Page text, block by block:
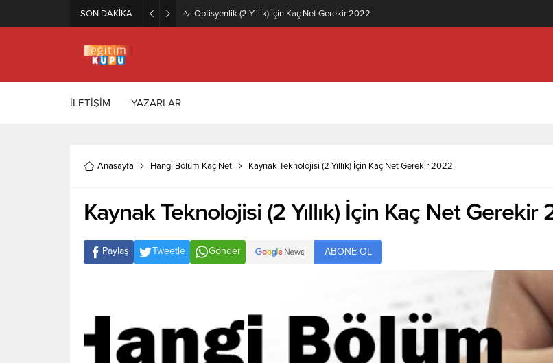
SON DAKİKA Zeytincilik ve Zeytin İşleme Teknolojisi (2 Yıllık) İçin Kaç Net Gerekir 2022
İLETİŞİM YAZARLAR
Anasayfa Hangi Bölüm Kaç Net Kaynak Teknolojisi (2 Yıllık) İçin Kaç Net Gerekir 2022
Kaynak Teknolojisi (2 Yıllık) İçin Kaç Net Gerekir
Paylaş Tweetle Gönder ABONE OL